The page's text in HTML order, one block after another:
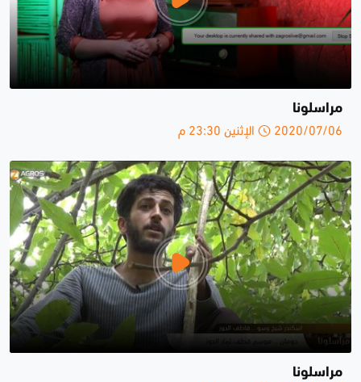
مراسلونا
2020/07/06 الإثنين 23:30 م
مراسلونا